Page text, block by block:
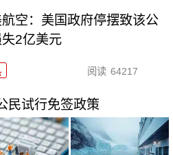
空：美国政府停摆致该公
2亿美元
阅读 64217
民试行免签政策